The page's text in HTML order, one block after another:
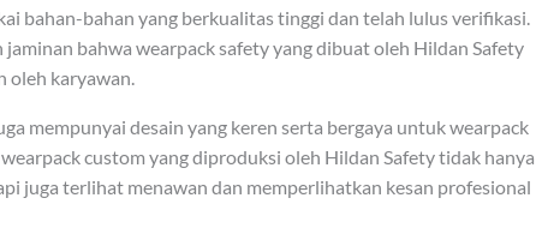
bahan-bahan yang berkualitas tinggi dan telah lulus verifikasi.
bahwa wearpack safety yang dibuat oleh Hildan Safety
oleh karyawan.
mempunyai desain yang keren serta bergaya untuk wearpack
custom yang diproduksi oleh Hildan Safety tidak hanya
juga terlihat menawan dan memperlihatkan kesan profesional